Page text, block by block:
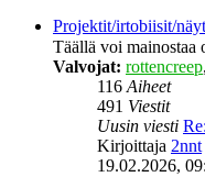
Projektit/irtobiisit/
Täällä voi mainostaa
Valvojat: rottencreep,
116Aiheet
491 Viestit
Uusin viesti
Kirjoittaja 2nnt
19.02.2026,